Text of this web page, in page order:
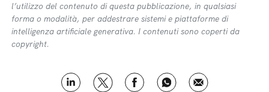
l’utilizzo del contenuto di questa pubblicazione, in qualsiasi
forma o modalità, per addestrare sistemi e piattaforme di
intelligenza artificiale generativa. I contenuti sono coperti da
copyright.